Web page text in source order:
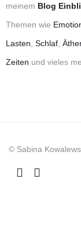
meinem Blog
Themen wie
Lasten Schlaf
Zeiten und vieles
© Sabina